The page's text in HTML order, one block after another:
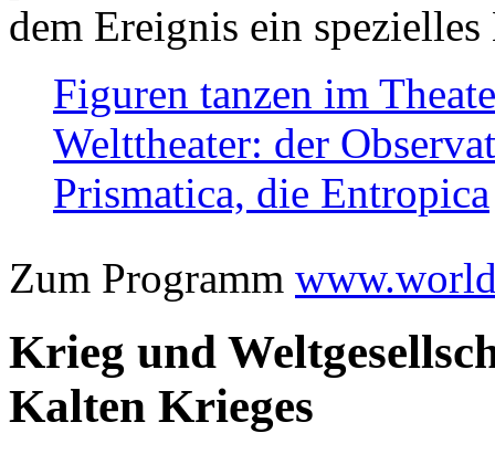
dem Ereignis ein
Figuren tanzen im
Welttheater: der
Prismatica, die Entropica
Zum Programm
Krieg und
Kalten Krieges